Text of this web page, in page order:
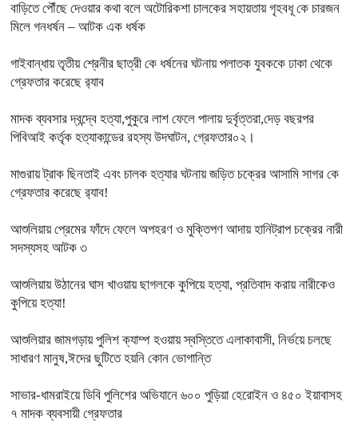
বাড়িতে পৌঁছে দেওয়ার কথা বলে অটোরিকশা চালকের সহায়তায় গৃহবধূ কে চারজন
মিলে গনধর্ষন – আটক এক ধর্ষক
গাইবান্ধায় তৃতীয় শ্রেনীর ছাত্রী কে ধর্ষনের ঘটনায় পলাতক যুবককে ঢাকা থেকে
গ্রেফতার করেছে র‍্যাব
মাদক ব্যবসার দ্বন্দ্বে হত্যা,পুকুরে লাশ ফেলে পালায় দুর্বৃত্তরা,দেড় বছরপর
পিবিআই কর্তৃক হত্যাকান্ডের রহস্য উদঘাটন, গ্রেফতার০২।
মাগুরায় ট্রাক ছিনতাই এবং চালক হত্যার ঘটনায় জড়িত চক্রের আসামি সাগর কে
গ্রেফতার করেছে র‍্যাব!
আশুলিয়ায় প্রেমের ফাঁদে ফেলে অপহরণ ও মুক্তিপণ আদায় হানিট্রাপ চক্রের নারী
সদস্যসহ আটক ৩
আশুলিয়ায় উঠানের ঘাস খাওয়ায় ছাগলকে কুপিয়ে হত্যা, প্রতিবাদ করায় নারীকেও
কুপিয়ে হত্যা!
আশুলিয়ার জামগড়ায় পুলিশ ক্যাম্প হওয়ায় স্বস্তিতে এলাকাবাসী, নির্ভয়ে চলছে
সাধারণ মানুষ,ঈদের ছুটিতে হয়নি কোন ভোগান্তি
সাভার-ধামরাইয়ে ডিবি পুলিশের অভিযানে ৬০০ পুড়িয়া হেরোইন ও ৪৫০ ইয়াবাসহ
৭ মাদক ব্যবসায়ী গ্রেফতার